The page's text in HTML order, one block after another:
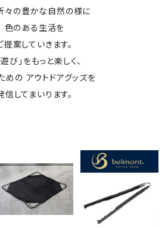
々の豊かな自然の様に
色のある生活を
提案していきます。
遊び」をもっと楽しく、
めの アウトドアグッズを
信してまいります。